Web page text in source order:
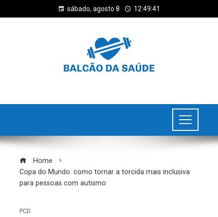
sábado, agosto 8 12:49:42
Home
Copa do Mundo: como tornar a torcida mais inclusiva
para pessoas com autismo
PCD